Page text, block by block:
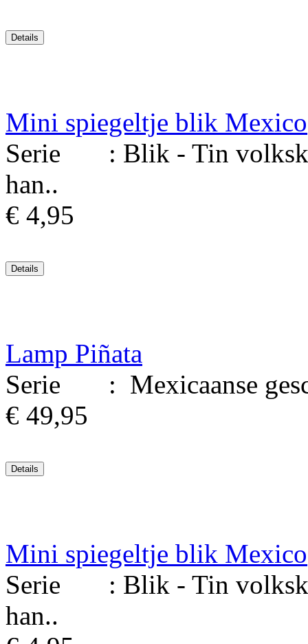
Mini spiegeltje blik Mexico
Serie : Blik - Tin
han..
€ 4,95
Lamp Piñata
Serie : Mexicaanse
€ 49,95
Mini spiegeltje blik Mexico
Serie : Blik - Tin
han..